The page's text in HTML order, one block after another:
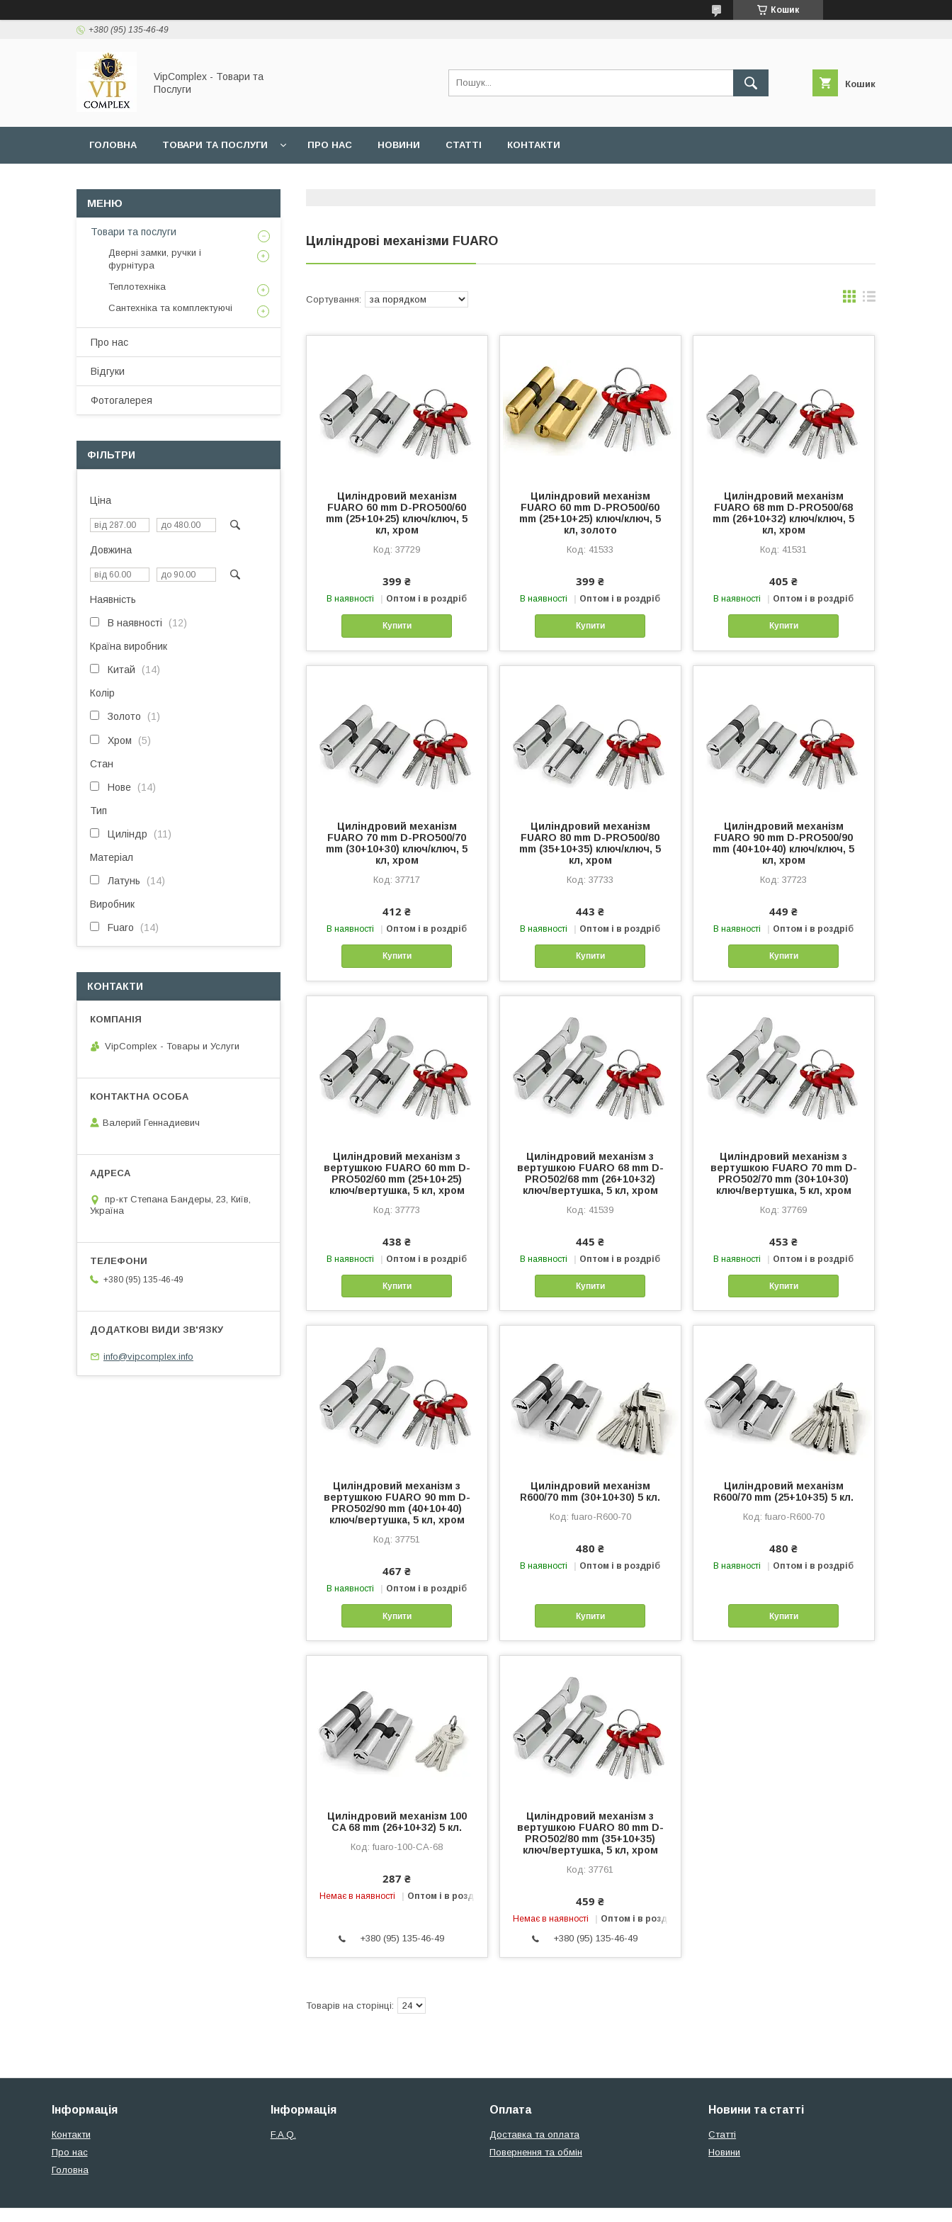
Кошик
+380 (95) 135-46-49
VipComplex - Товари та
Послуги
Кошик
ГОЛОВНА ТОВАРИ ТА ПОСЛУГИ ПРО НАС НОВИНИ СТАТТІ КОНТАКТИ
Циліндрові механізми FUARO
Циліндровий механізм
FUARO 60 mm D-PRO500/60
mm (25+10+25) ключ/ключ, 5
кл, хром
37729
399 ₴
В наявності Оптом і в роздріб
Купити
Циліндровий механізм
FUARO 60 mm D-PRO500/60
mm (25+10+25) ключ/ключ, 5
кл, золото
41533
399 ₴
В наявності Оптом і в роздріб
Купити
Циліндровий механізм
FUARO 68 mm D-PRO500/68
mm (26+10+32) ключ/ключ, 5
кл, хром
41531
405 ₴
В наявності Оптом і в роздріб
Купити
Циліндровий механізм
FUARO 70 mm D-PRO500/70
mm (30+10+30) ключ/ключ, 5
кл, хром
37717
412 ₴
В наявності Оптом і в роздріб
Купити
Циліндровий механізм
FUARO 80 mm D-PRO500/80
mm (35+10+35) ключ/ключ, 5
кл, хром
37733
443 ₴
В наявності Оптом і в роздріб
Купити
Циліндровий механізм
FUARO 90 mm D-PRO500/90
mm (40+10+40) ключ/ключ, 5
кл, хром
37723
449 ₴
В наявності Оптом і в роздріб
Купити
Циліндровий механізм з
вертушкою FUARO 60 mm D-
PRO502/60 mm (25+10+25)
ключ/вертушка, 5 кл, хром
37773
438 ₴
В наявності Оптом і в роздріб
Купити
Циліндровий механізм з
вертушкою FUARO 68 mm D-
PRO502/68 mm (26+10+32)
ключ/вертушка, 5 кл, хром
41539
445 ₴
В наявності Оптом і в роздріб
Купити
Циліндровий механізм з
вертушкою FUARO 70 mm D-
PRO502/70 mm (30+10+30)
ключ/вертушка, 5 кл, хром
37769
453 ₴
В наявності Оптом і в роздріб
Купити
Циліндровий механізм з
вертушкою FUARO 90 mm D-
PRO502/90 mm (40+10+40)
ключ/вертушка, 5 кл, хром
37751
467 ₴
В наявності Оптом і в роздріб
Купити
Циліндровий механізм
R600/70 mm (30+10+30) 5 кл.
fuaro-R600-70
480 ₴
В наявності Оптом і в роздріб
Купити
Циліндровий механізм
R600/70 mm (25+10+35) 5 кл.
fuaro-R600-70
480 ₴
В наявності Оптом і в роздріб
Купити
Циліндровий механізм 100
CA 68 mm (26+10+32) 5 кл.
fuaro-100-CA-68
287 ₴
Немає в наявності Оптом і в роздріб
+380 (95) 135-46-49
Циліндровий механізм з
вертушкою FUARO 80 mm D-
PRO502/80 mm (35+10+35)
ключ/вертушка, 5 кл, хром
37761
459 ₴
Немає в наявності Оптом і в роздріб
+380 (95) 135-46-49
Товари та послуги
Дверні замки, ручки і
фурнітура
Теплотехніка
Сантехніка та комплектуючі
Про нас
Відгуки
Фотогалерея
ФІЛЬТРИ
Ціна
Довжина
Наявність
В наявності 12
Країна виробник
Китай 14
Колір
Золото 1
Хром 5
Стан
Нове 14
Тип
Циліндр 11
Матеріал
Латунь 14
Виробник
Fuaro 14
КОНТАКТИ
VipComplex - Товары и Услуги
Валерий Геннадиевич
пр-кт Степана Бандеры, 23, Київ,
Україна
+380 (95) 135-46-49
info@vipcomplex.info
Інформація
Контакти
Про нас
Головна
Інформація
F.A.Q.
Оплата
Доставка та оплата
Повернення та обмін
Новини та статті
Статті
Новини